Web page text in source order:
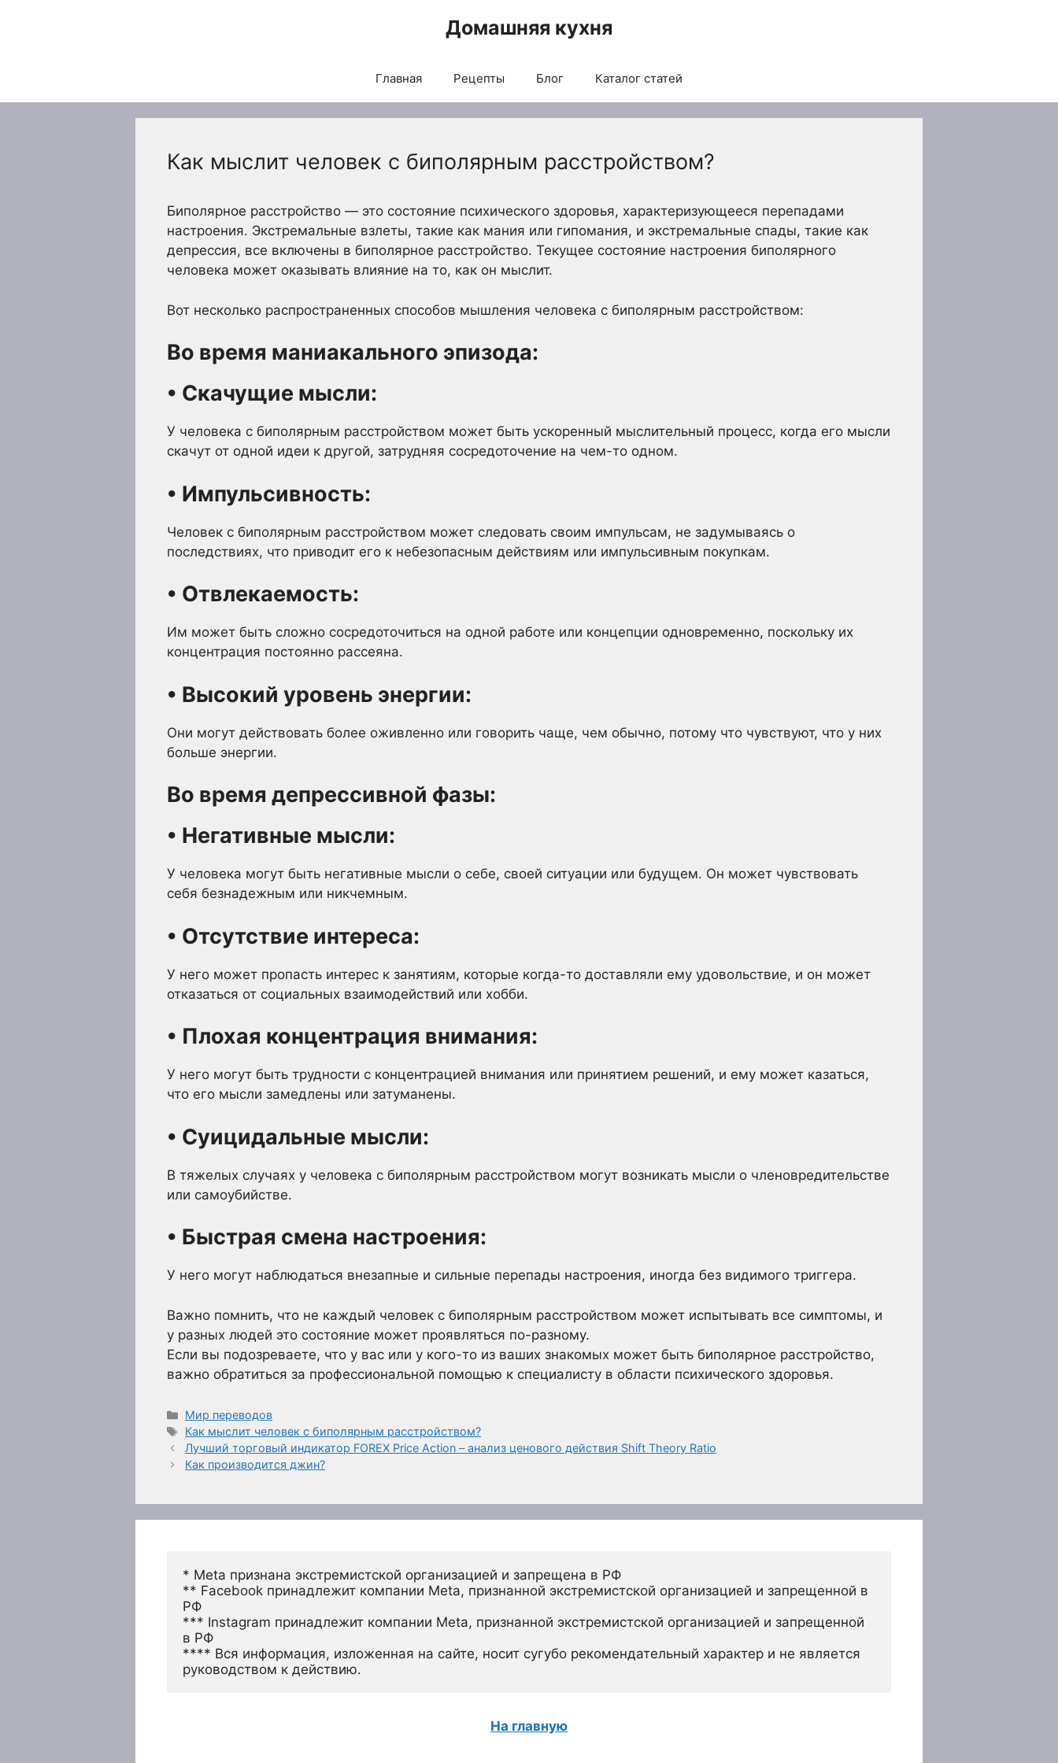
Домашняя кухня
Главная Рецепты Блог Каталог статей
Как мыслит человек с биполярным расстройством?
Биполярное расстройство — это состояние психического здоровья, характеризующееся перепадами
настроения. Экстремальные взлеты, такие как мания или гипомания, и экстремальные спады, такие как
депрессия, все включены в биполярное расстройство. Текущее состояние настроения биполярного
человека может оказывать влияние на то, как он мыслит.
Вот несколько распространенных способов мышления человека с биполярным расстройством:
Во время маниакального эпизода:
• Скачущие мысли:
У человека с биполярным расстройством может быть ускоренный мыслительный процесс, когда его мысли
скачут от одной идеи к другой, затрудняя сосредоточение на чем-то одном.
• Импульсивность:
Человек с биполярным расстройством может следовать своим импульсам, не задумываясь о
последствиях, что приводит его к небезопасным действиям или импульсивным покупкам.
• Отвлекаемость:
Им может быть сложно сосредоточиться на одной работе или концепции одновременно, поскольку их
концентрация постоянно рассеяна.
• Высокий уровень энергии:
Они могут действовать более оживленно или говорить чаще, чем обычно, потому что чувствуют, что у них
больше энергии.
Во время депрессивной фазы:
• Негативные мысли:
У человека могут быть негативные мысли о себе, своей ситуации или будущем. Он может чувствовать
себя безнадежным или никчемным.
• Отсутствие интереса:
У него может пропасть интерес к занятиям, которые когда-то доставляли ему удовольствие, и он может
отказаться от социальных взаимодействий или хобби.
• Плохая концентрация внимания:
У него могут быть трудности с концентрацией внимания или принятием решений, и ему может казаться,
что его мысли замедлены или затуманены.
• Суицидальные мысли:
В тяжелых случаях у человека с биполярным расстройством могут возникать мысли о членовредительстве
или самоубийстве.
• Быстрая смена настроения:
У него могут наблюдаться внезапные и сильные перепады настроения, иногда без видимого триггера.
Важно помнить, что не каждый человек с биполярным расстройством может испытывать все симптомы, и
у разных людей это состояние может проявляться по-разному.
Если вы подозреваете, что у вас или у кого-то из ваших знакомых может быть биполярное расстройство,
важно обратиться за профессиональной помощью к специалисту в области психического здоровья.
Рубрики
Мир переводов
Метки
Как мыслит человек с биполярным расстройством?
Лучший торговый индикатор FOREX Price Action – анализ ценового действия Shift Theory Ratio
Как производится джин?
* Meta признана экстремистской организацией и запрещена в РФ
** Facebook принадлежит компании Meta, признанной экстремистской организацией и запрещенной в
РФ
*** Instagram принадлежит компании Meta, признанной экстремистской организацией и запрещенной
в РФ
**** Вся информация, изложенная на сайте, носит сугубо рекомендательный характер и не является
руководством к действию.
На главную